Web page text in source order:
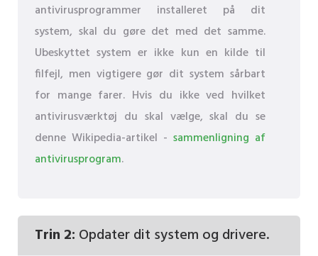
antivirusprogrammer installeret på dit
system, skal du gøre det med det samme.
Ubeskyttet system er ikke kun en kilde til
filfejl, men vigtigere gør dit system sårbart
for mange farer. Hvis du ikke ved hvilket
antivirusværktøj du skal vælge, skal du se
denne Wikipedia-artikel - sammenligning af
antivirusprogram.
Trin 2: Opdater dit system og drivere.